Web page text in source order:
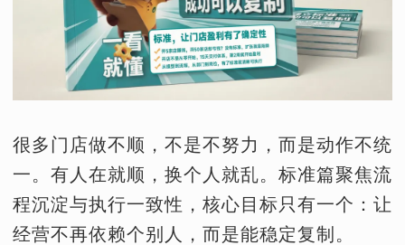
很多门店做不顺，不是不努力，而是动作不统
一。有人在就顺，换个人就乱。标准篇聚焦流
程沉淀与执行一致性，核心目标只有一个：让
经营不再依赖个别人，而是能稳定复制。